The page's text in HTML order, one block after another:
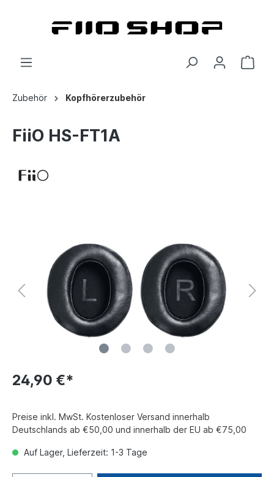
Zubehör Kopfhörerzubehör
FiiO HS-FT1A
24,90 €*
Preise inkl. MwSt. Kostenloser Versand innerhalb
Deutschlands ab €50,00 und innerhalb der EU ab €75,00
Auf Lager, Lieferzeit: 1-3 Tage